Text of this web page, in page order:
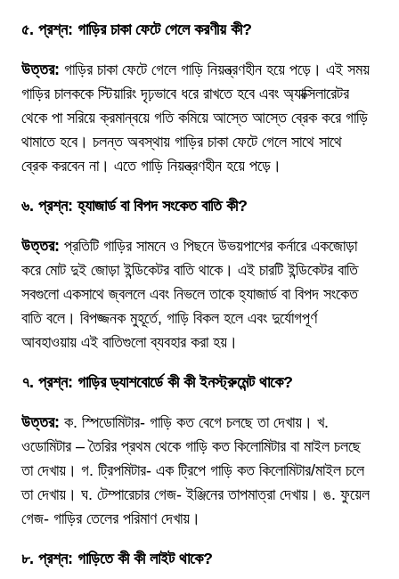
৫. প্রশ্ন: গাড়ির চাকা ফেটে গেলে করণীয় কী?
উত্তর: গাড়ির চাকা ফেটে গেলে গাড়ি নিয়ন্ত্রণহীন হয়ে পড়ে। এই সময়
গাড়ির চালককে স্টিয়ারিং দৃঢ়ভাবে ধরে রাখতে হবে এবং অ্যাক্সিলারেটর
থেকে পা সরিয়ে ক্রমান্বয়ে গতি কমিয়ে আস্তে আস্তে ব্রেক করে গাড়ি
থামাতে হবে। চলন্ত অবস্থায় গাড়ির চাকা ফেটে গেলে সাথে সাথে
ব্রেক করবেন না। এতে গাড়ি নিয়ন্ত্রণহীন হয়ে পড়ে।
৬. প্রশ্ন: হ্যাজার্ড বা বিপদ সংকেত বাতি কী?
উত্তর: প্রতিটি গাড়ির সামনে ও পিছনে উভয়পাশের কর্নারে একজোড়া
করে মোট দুই জোড়া ইন্ডিকেটর বাতি থাকে। এই চারটি ইন্ডিকেটর বাতি
সবগুলো একসাথে জ্বললে এবং নিভলে তাকে হ্যাজার্ড বা বিপদ সংকেত
বাতি বলে। বিপজ্জনক মুহূর্তে, গাড়ি বিকল হলে এবং দুর্যোগপূর্ণ
আবহাওয়ায় এই বাতিগুলো ব্যবহার করা হয়।
৭. প্রশ্ন: গাড়ির ড্যাশবোর্ডে কী কী ইনস্ট্রুমেন্ট থাকে?
উত্তর: ক. স্পিডোমিটার- গাড়ি কত বেগে চলছে তা দেখায়। খ.
ওডোমিটার – তৈরির প্রথম থেকে গাড়ি কত কিলোমিটার বা মাইল চলছে
তা দেখায়। গ. ট্রিপমিটার- এক ট্রিপে গাড়ি কত কিলোমিটার/মাইল চলে
তা দেখায়। ঘ. টেম্পারেচার গেজ- ইঞ্জিনের তাপমাত্রা দেখায়। ঙ. ফুয়েল
গেজ- গাড়ির তেলের পরিমাণ দেখায়।
৮. প্রশ্ন: গাড়িতে কী কী লাইট থাকে?